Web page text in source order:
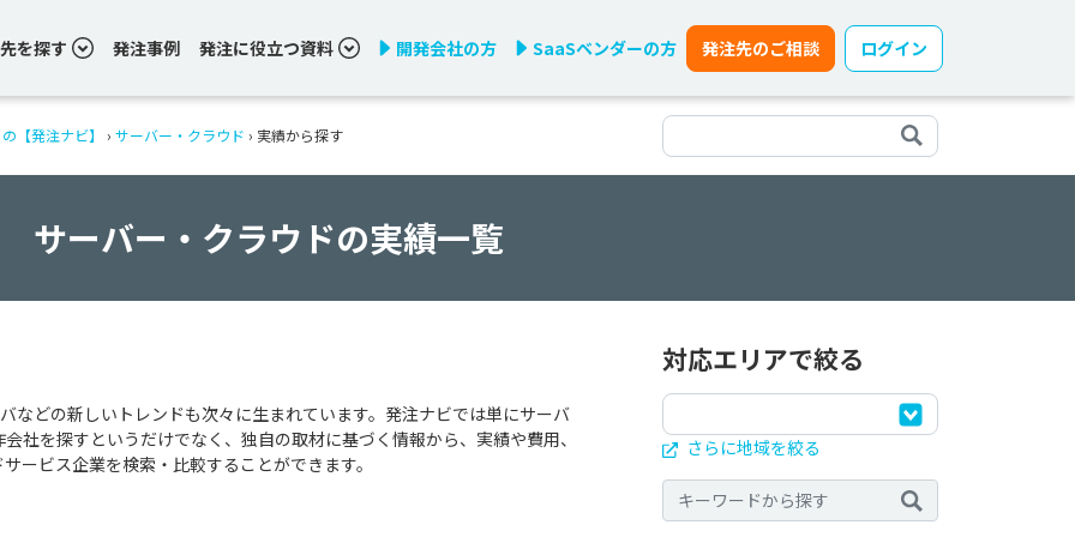
を探す 発注事例 発注に役立つ資料 開発会社の方 SaaSベンダーの方 発注先のご相談 ログイン
【発注ナビ】 › サーバー・クラウド › 実績から探す
サーバー・クラウドの実績一覧
などの新しいトレンドも次々に生まれています。発注ナビでは単にサーバ
社を探すというだけでなく、独自の取材に基づく情報から、実績や費用、
ービス企業を検索・比較することができます。
対応エリアで絞る
さらに地域を絞る